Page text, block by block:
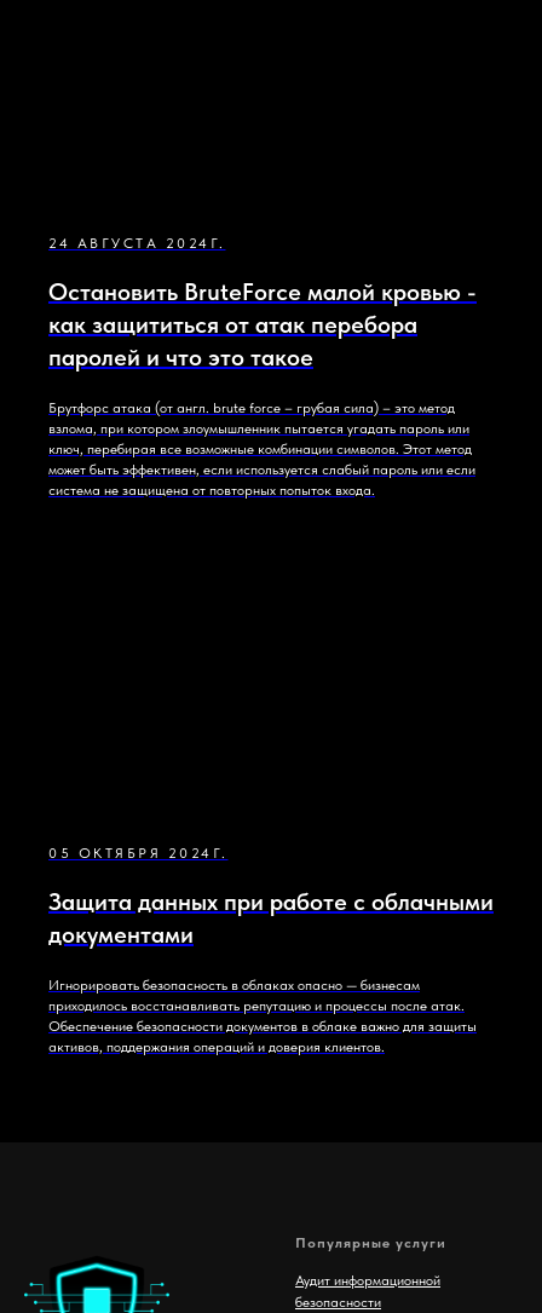
24 АВГУСТА 2024Г.
Остановить BruteForce малой кровью -
как защититься от атак перебора
паролей и что это такое
Брутфорс атака (от англ. brute force – грубая сила) – это метод
взлома, при котором злоумышленник пытается угадать пароль или
ключ, перебирая все возможные комбинации символов. Этот метод
может быть эффективен, если используется слабый пароль или если
система не защищена от повторных попыток входа.
05 ОКТЯБРЯ 2024Г.
Защита данных при работе с облачными
документами
Игнорировать безопасность в облаках опасно — бизнесам
приходилось восстанавливать репутацию и процессы после атак.
Обеспечение безопасности документов в облаке важно для защиты
активов, поддержания операций и доверия клиентов.
Популярные услуги
Аудит информационной
безопасности